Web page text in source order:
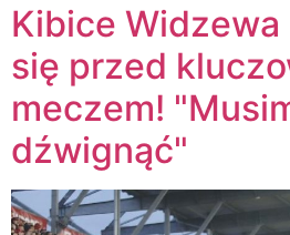
Kibice
się przed
meczem!
dźwignąć"